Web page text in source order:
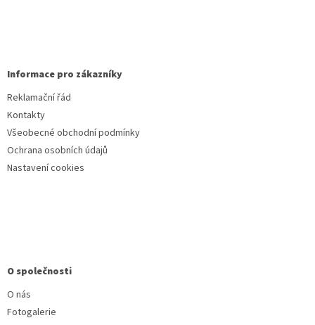
Informace pro zákazníky
Reklamační řád
Kontakty
Všeobecné obchodní podmínky
Ochrana osobních údajů
Nastavení cookies
O společnosti
O nás
Fotogalerie